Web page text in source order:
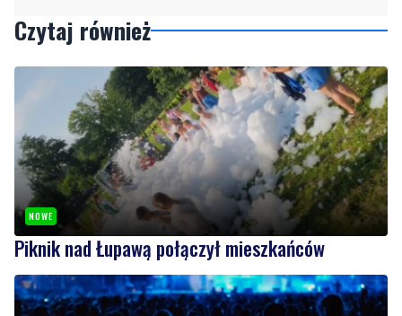
Czytaj również
NOWE
Piknik nad Łupawą połączył mieszkańców